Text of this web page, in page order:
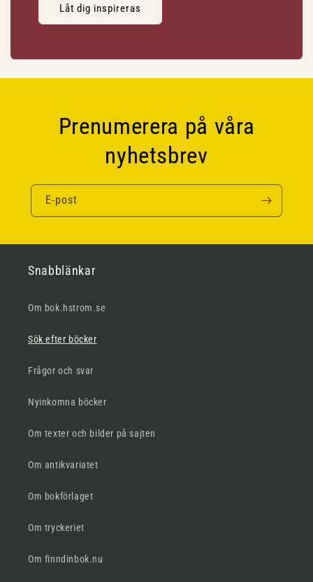
Låt dig inspireras
Prenumerera på våra
nyhetsbrev
E-post
Snabblänkar
Om bok.hstrom.se
Sök efter böcker
Frågor och svar
Nyinkomna böcker
Om texter och bilder på sajten
Om antikvariatet
Om bokförlaget
Om tryckeriet
Om finndinbok.nu